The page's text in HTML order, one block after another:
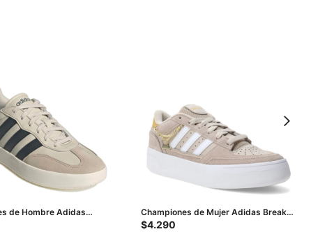
de Hombre Adidas
- Negro
Championes de Mujer Adidas Break
Start Bold W - Beige - Dorado
$4.290